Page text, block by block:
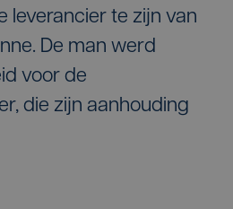
leverancier te zijn van
De man werd
voor de
die zijn aanhouding